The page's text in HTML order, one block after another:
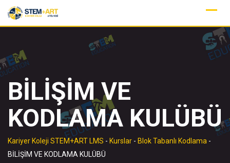
Skip
BİLİŞİM VE
KODLAMA KULÜBÜ
Kariyer Koleji STEM+ART LMS - Kurslar - Blok Tabanlı Kodlama -
BİLİŞİM VE KODLAMA KULÜBÜ